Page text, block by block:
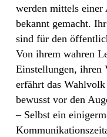
werden mittels
bekannt gemacht.
sind für den
Von ihrem wahren
Einstellungen, ihren
erfährt das
bewusst vor den
– Selbst ein